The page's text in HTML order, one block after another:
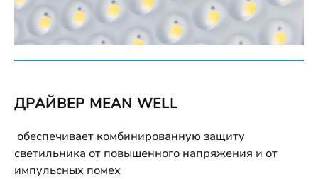
ДРАЙВЕР MEAN WELL
обеспечивает комбинированную защиту
светильника от повышенного напряжения и от
импульсных помех